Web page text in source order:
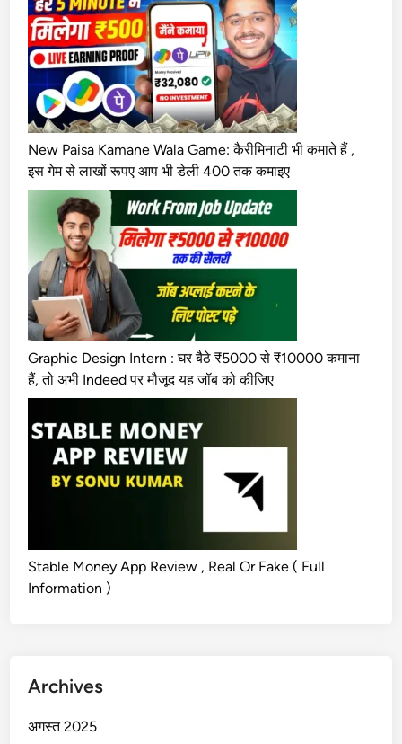
क
क
मा
ए
)
New Paisa Kamane Wala Game: कैरीमिनाटी भी कमाते हैं ,
इस गेम से लाखों रूपए आप भी डेली 400 तक कमाइए
Graphic Design Intern : घर बैठे ₹5000 से ₹10000 कमाना
हैं, तो अभी Indeed पर मौजूद यह जॉब को कीजिए
Stable Money App Review , Real Or Fake ( Full
Information )
Archives
अगस्त 2025